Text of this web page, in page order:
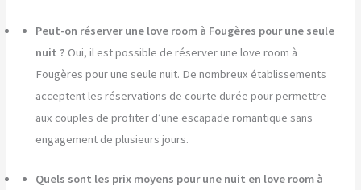
Peut-on réserver une love room à Fougères pour une seule
nuit ? Oui, il est possible de réserver une love room à
Fougères pour une seule nuit. De nombreux établissements
acceptent les réservations de courte durée pour permettre
aux couples de profiter d’une escapade romantique sans
engagement de plusieurs jours.
Quels sont les prix moyens pour une nuit en love room à